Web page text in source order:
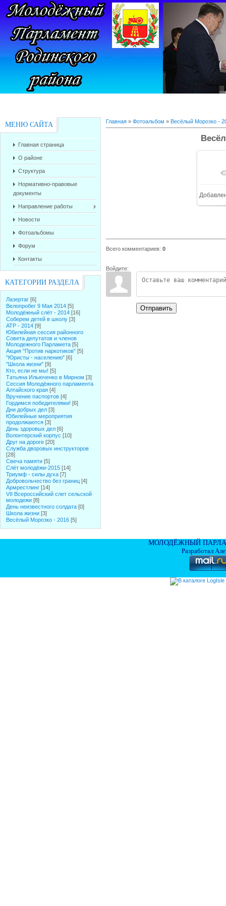
МЕНЮ САЙТА
Главная страница
О районе
Структура
Нормативно-правовые
документы
Направление работы
Новости
Фотоальбомы
Форум
Контакты
КАТЕГОРИИ РАЗДЕЛА
Лазертаг [6]
Велопробег 9 Мая 2014 [5]
Молодёжный слёт - 2014 [16]
Соберем детей в школу [3]
АТР - 2014 [9]
Юбилейная сессия районного
Совета депутатов и членов
Молодежного Парламета [5]
Акция "Против наркотиков" [5]
"Юристы - населению" [6]
"Школа жизни" [9]
Кто, если не мы! [5]
Татьяна Ильюченко в Мирном [3]
Сессия Молодёжного парламента
Алтайского края [4]
Вручение паспортов [4]
Гордимся победителями! [6]
Дни добрых дел [3]
Юбилейные мероприятия
продолжаются [3]
День здоровых дел [6]
Волонтерский корпус [10]
Друг на дороге [20]
Служба дворовых инструкторов
[28]
Свеча памяти [5]
Слёт молодёжи-2015 [14]
Триумф - силы духа [7]
Добровольчество без границ [4]
Армрестлинг [14]
VII Всероссийский слет сельской
молодежи [8]
День неизвестного солдата [0]
Школа жизни [3]
Весёлый Морозко - 2016 [5]
Главная » Фотоальбом » Весёлый Морозко -
В
Всего комментариев: 0
Войдите:
Отправить
МОЛОДЁЖНЫЙ
Разработал